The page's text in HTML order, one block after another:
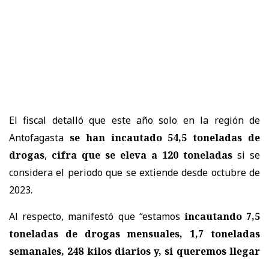
El fiscal detalló que este año solo en la región de
Antofagasta se han incautado 54,5 toneladas de
drogas, cifra que se eleva a 120 toneladas si se
considera el periodo que se extiende desde octubre de
2023.
Al respecto, manifestó que “estamos incautando 7,5
toneladas de drogas mensuales, 1,7 toneladas
semanales, 248 kilos diarios y, si queremos llegar